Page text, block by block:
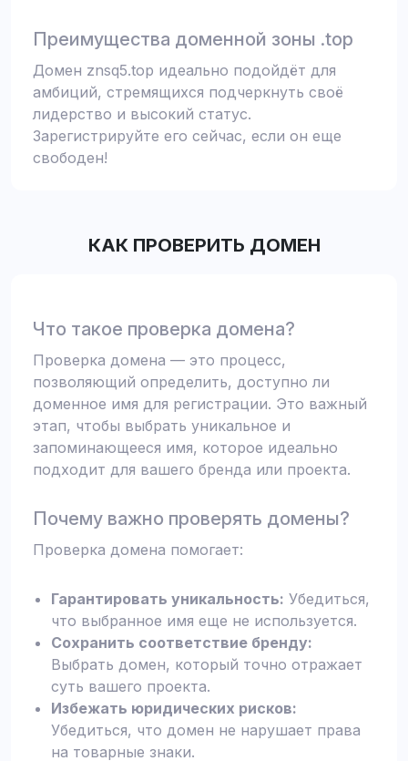
Преимущества доменной зоны .top
Домен znsq5.top идеально подойдёт для
амбиций, стремящихся подчеркнуть своё
лидерство и высокий статус.
Зарегистрируйте его сейчас, если он еще
свободен!
КАК ПРОВЕРИТЬ ДОМЕН
Что такое проверка домена?
Проверка домена — это процесс,
позволяющий определить, доступно ли
доменное имя для регистрации. Это важный
этап, чтобы выбрать уникальное и
запоминающееся имя, которое идеально
подходит для вашего бренда или проекта.
Почему важно проверять домены?
Проверка домена помогает:
Гарантировать уникальность: Убедиться,
что выбранное имя еще не используется.
Сохранить соответствие бренду:
Выбрать домен, который точно отражает
суть вашего проекта.
Избежать юридических рисков:
Убедиться, что домен не нарушает права
на товарные знаки.